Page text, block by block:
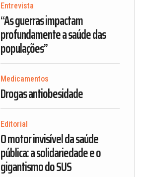
Entrevista
“As guerras impactam
profundamente a saúde das
populações”
Medicamentos
Drogas antiobesidade
Editorial
O motor invisível da saúde
pública: a solidariedade e o
gigantismo do SUS